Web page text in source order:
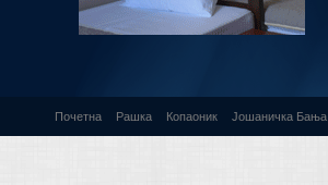
Почетна Рашка Копаоник Јошаничка Бања